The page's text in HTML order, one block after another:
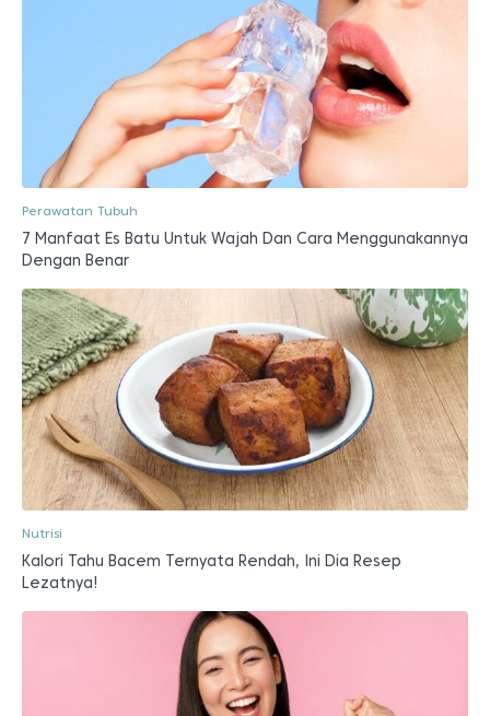
Perawatan Tubuh
7 Manfaat Es Batu Untuk Wajah Dan Cara Menggunakannya
Dengan Benar
Nutrisi
Kalori Tahu Bacem Ternyata Rendah, Ini Dia Resep
Lezatnya!